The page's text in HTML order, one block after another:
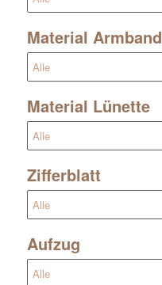
Material Armband
Material Lünette
Zifferblatt
Aufzug